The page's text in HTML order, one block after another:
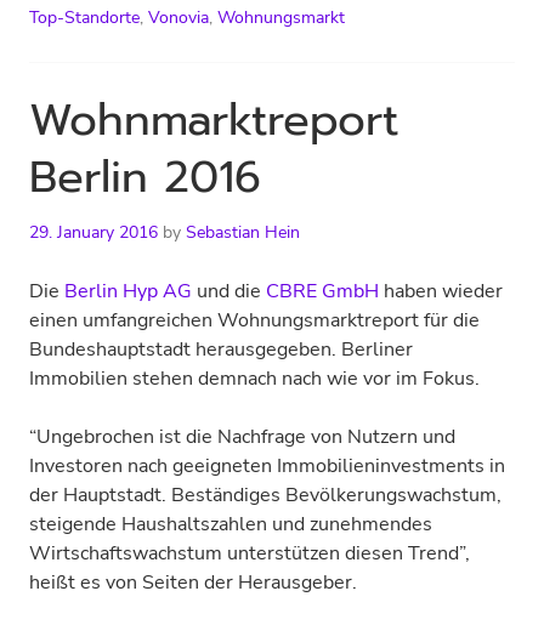
Top-Standorte, Vonovia, Wohnungsmarkt
Wohnmarktreport
Berlin 2016
29. January 2016 by Sebastian Hein
Die Berlin Hyp AG und die CBRE GmbH haben wieder
einen umfangreichen Wohnungsmarktreport für die
Bundeshauptstadt herausgegeben. Berliner
Immobilien stehen demnach nach wie vor im Fokus.
“Ungebrochen ist die Nachfrage von Nutzern und
Investoren nach geeigneten Immobilieninvestments in
der Hauptstadt. Beständiges Bevölkerungswachstum,
steigende Haushaltszahlen und zunehmendes
Wirtschaftswachstum unterstützen diesen Trend”,
heißt es von Seiten der Herausgeber.